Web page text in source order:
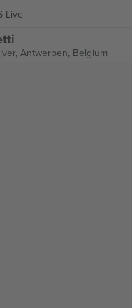
Live
Antwerpen, Belgium